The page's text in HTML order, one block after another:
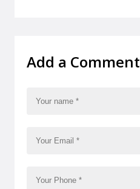
Add a Comment